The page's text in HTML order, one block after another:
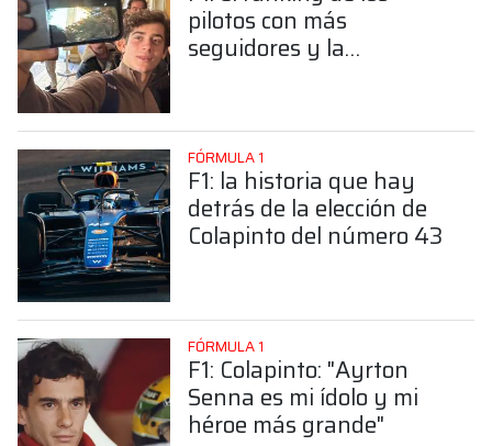
pilotos con más
seguidores y la
FÓRMULA 1
F1: la historia que hay
detrás de la elección de
Colapinto del número 43
FÓRMULA 1
F1: Colapinto: "Ayrton
Senna es mi ídolo y mi
héroe más grande"